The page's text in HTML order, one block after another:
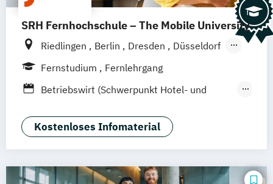
SRH Fernhochschule – The Mobile University
Riedlingen Berlin Dresden
Düsseldorf
Hamburg
Hannover Köln
Mannheim
Wertheim Wien
Frankfurt am Main Hamm Zürich
Fernstudium
Fernlehrgang
Betriebswirt (Schwerpunkt Hotel- und
Betriebswirtschaft und Hotelmanagement
Kostenloses Infomaterial